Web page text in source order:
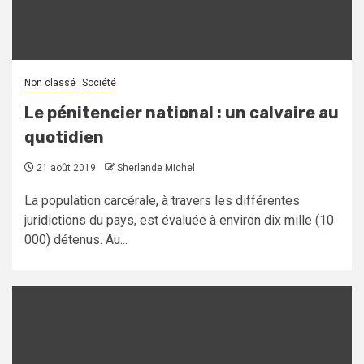
Non classé Société
Le pénitencier national : un calvaire au
quotidien
21 août 2019 Sherlande Michel
La population carcérale, à travers les différentes
juridictions du pays, est évaluée à environ dix mille (10
000) détenus. Au...